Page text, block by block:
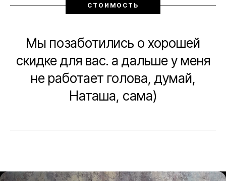
СТОИМОСТЬ
Мы позаботились о хорошей
скидке для вас. а дальше у меня
не работает голова, думай,
Наташа, сама)